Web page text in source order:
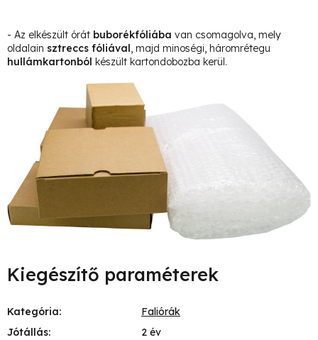
- Az elkészült órát buborékfóliába van csomagolva, mely
oldalain sztreccs fóliával, majd minoségi, háromrétegu
hullámkartonból készült kartondobozba kerül.
Kiegészítő paraméterek
Kategória:
Faliórák
Jótállás:
2 év